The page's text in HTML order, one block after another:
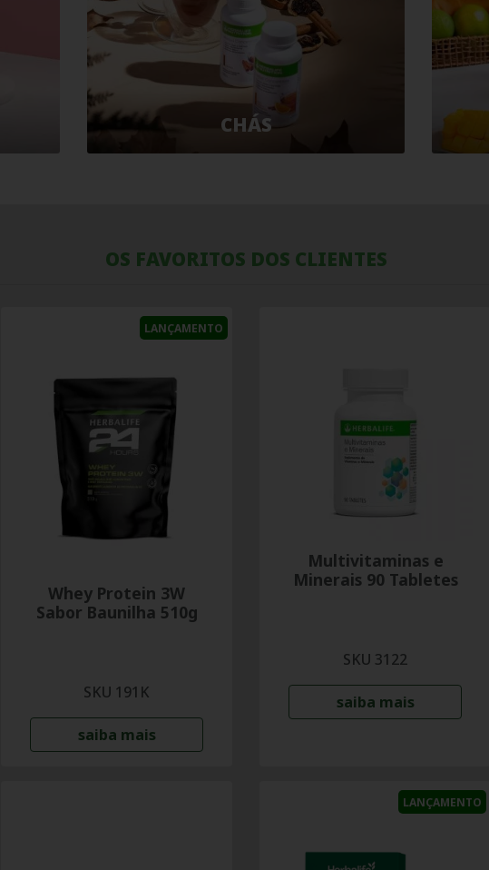
CHÁS
OS FAVORITOS DOS CLIENTES
LANÇAMENTO
Whey Protein 3W
Sabor Baunilha 510g
SKU 191K
saiba mais
Multivitaminas e
Minerais 90 Tabletes
SKU 3122
saiba mais
LANÇAMENTO